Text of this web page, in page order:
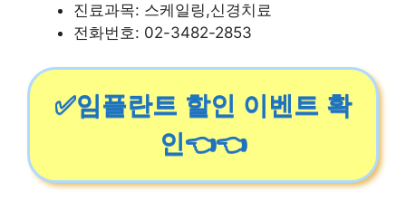
진료과목: 스케일링,신경치료
전화번호: 02-3482-2853
✅임플란트 할인 이벤트 확
인👈👈